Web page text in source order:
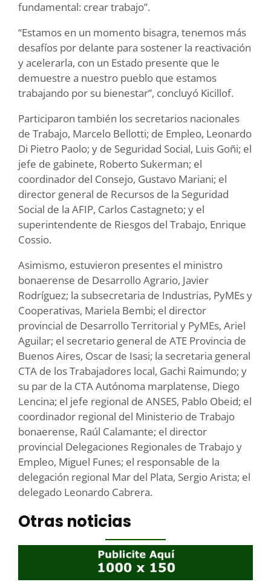
fundamental: crear trabajo”.
“Estamos en un momento bisagra, tenemos más
desafíos por delante para sostener la reactivación
y acelerarla, con un Estado presente que le
demuestre a nuestro pueblo que estamos
trabajando por su bienestar”, concluyó Kicillof.
Participaron también los secretarios nacionales
de Trabajo, Marcelo Bellotti; de Empleo, Leonardo
Di Pietro Paolo; y de Seguridad Social, Luis Goñi; el
jefe de gabinete, Roberto Sukerman; el
coordinador del Consejo, Gustavo Mariani; el
director general de Recursos de la Seguridad
Social de la AFIP, Carlos Castagneto; y el
superintendente de Riesgos del Trabajo, Enrique
Cossio.
Asimismo, estuvieron presentes el ministro
bonaerense de Desarrollo Agrario, Javier
Rodríguez; la subsecretaria de Industrias, PyMEs y
Cooperativas, Mariela Bembi; el director
provincial de Desarrollo Territorial y PyMEs, Ariel
Aguilar; el secretario general de ATE Provincia de
Buenos Aires, Oscar de Isasi; la secretaria general
CTA de los Trabajadores local, Gachi Raimundo; y
su par de la CTA Autónoma marplatense, Diego
Lencina; el jefe regional de ANSES, Pablo Obeid; el
coordinador regional del Ministerio de Trabajo
bonaerense, Raúl Calamante; el director
provincial Delegaciones Regionales de Trabajo y
Empleo, Miguel Funes; el responsable de la
delegación regional Mar del Plata, Sergio Arista; el
delegado Leonardo Cabrera.
Otras noticias